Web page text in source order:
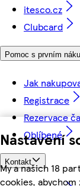
Nastavení
My a našich 18
cookies,
itesco.cz
Clubcard
Pomoc s prvním
Jak
Registrace
Rezervace
Oblíbené
Kontakt